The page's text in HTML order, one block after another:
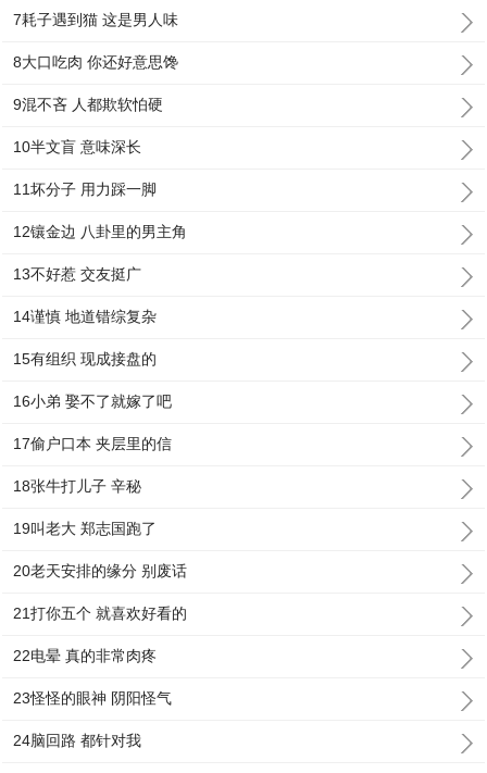
7耗子遇到猫 这是男人味
8大口吃肉 你还好意思馋
9混不吝 人都欺软怕硬
10半文盲 意味深长
11坏分子 用力踩一脚
12镶金边 八卦里的男主角
13不好惹 交友挺广
14谨慎 地道错综复杂
15有组织 现成接盘的
16小弟 娶不了就嫁了吧
17偷户口本 夹层里的信
18张牛打儿子 辛秘
19叫老大 郑志国跑了
20老天安排的缘分 别废话
21打你五个 就喜欢好看的
22电晕 真的非常肉疼
23怪怪的眼神 阴阳怪气
24脑回路 都针对我